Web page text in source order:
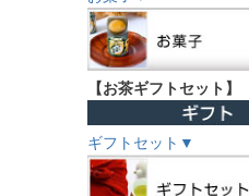
【お茶ギフトセット】
ギフトセット▼